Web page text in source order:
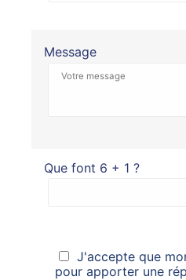
Message
Que font 6 + 1 ?
J'accepte que
pour apporter une